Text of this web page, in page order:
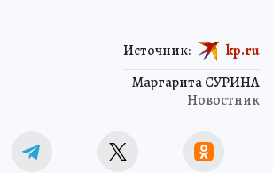
Маргарита СУРИНА
Новостник
Источник: kp.ru